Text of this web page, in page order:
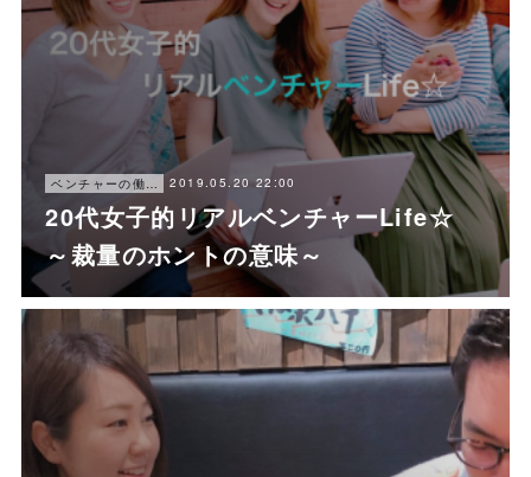
2019.05.20 22:00
20代女子的リアルベンチャーLife☆
～裁量のホントの意味～